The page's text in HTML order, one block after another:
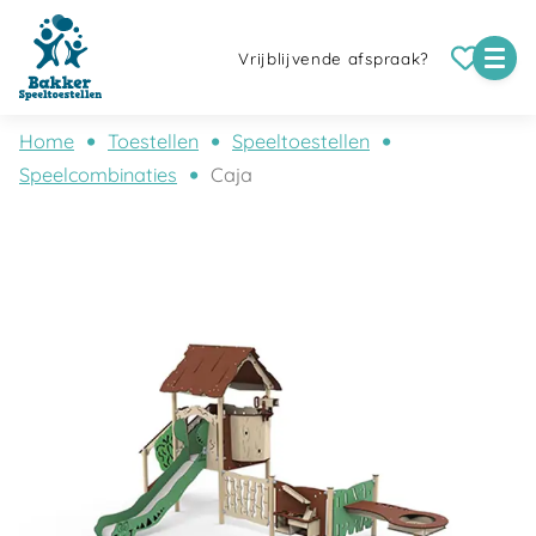
Vrijblijvende afspraak?
Home Toestellen
Speeltoestellen
Speelcombinaties
Caja